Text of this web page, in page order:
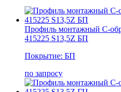
Профиль монтажный С-
415225 S13,5Z БП
Покрытие: БП
по запросу